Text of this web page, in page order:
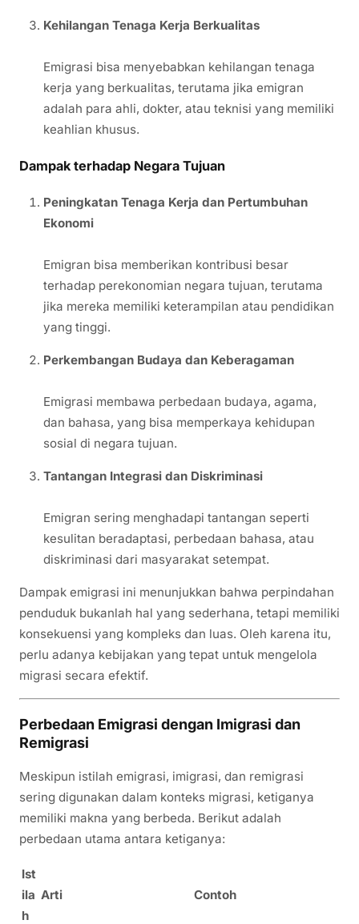
Kehilangan Tenaga Kerja Berkualitas
Emigrasi bisa menyebabkan kehilangan tenaga
kerja yang berkualitas, terutama jika emigran
adalah para ahli, dokter, atau teknisi yang memiliki
keahlian khusus.
Dampak terhadap Negara Tujuan
Peningkatan Tenaga Kerja dan Pertumbuhan
Ekonomi
Emigran bisa memberikan kontribusi besar
terhadap perekonomian negara tujuan, terutama
jika mereka memiliki keterampilan atau pendidikan
yang tinggi.
Perkembangan Budaya dan Keberagaman
Emigrasi membawa perbedaan budaya, agama,
dan bahasa, yang bisa memperkaya kehidupan
sosial di negara tujuan.
Tantangan Integrasi dan Diskriminasi
Emigran sering menghadapi tantangan seperti
kesulitan beradaptasi, perbedaan bahasa, atau
diskriminasi dari masyarakat setempat.
Dampak emigrasi ini menunjukkan bahwa perpindahan
penduduk bukanlah hal yang sederhana, tetapi memiliki
konsekuensi yang kompleks dan luas. Oleh karena itu,
perlu adanya kebijakan yang tepat untuk mengelola
migrasi secara efektif.
Perbedaan Emigrasi dengan Imigrasi dan
Remigrasi
Meskipun istilah emigrasi, imigrasi, dan remigrasi
sering digunakan dalam konteks migrasi, ketiganya
memiliki makna yang berbeda. Berikut adalah
perbedaan utama antara ketiganya:
Ist
ila
h
Arti Contoh